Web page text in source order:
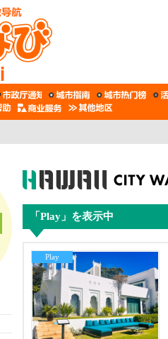
「Play」を表示中
Play